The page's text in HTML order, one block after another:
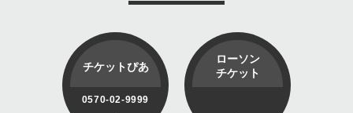
チケットぴあ
0570-02-9999
ローソン
チケット